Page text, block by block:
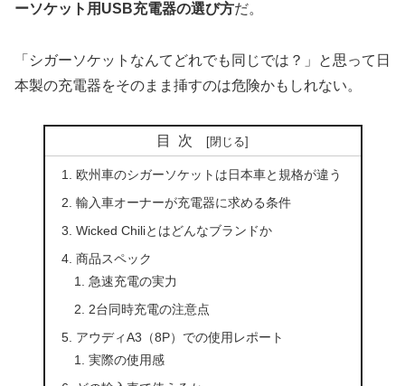
ーソケット用USB充電器の選び方だ。
「シガーソケットなんてどれでも同じでは？」と思って日
本製の充電器をそのまま挿すのは危険かもしれない。
目次
欧州車のシガーソケットは日本車と規格が違う
輸入車オーナーが充電器に求める条件
Wicked Chiliとはどんなブランドか
商品スペック
急速充電の実力
2台同時充電の注意点
アウディA3（8P）での使用レポート
実際の使用感